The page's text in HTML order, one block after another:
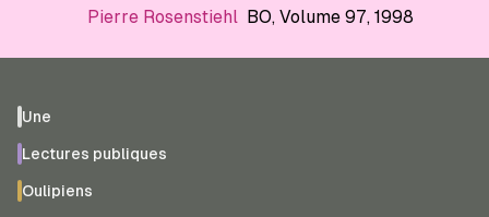
Pierre Rosenstiehl BO, Volume 97, 1998
Une
Lectures publiques
Oulipiens